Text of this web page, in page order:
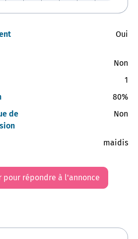
Oui
Non
1
80%
de
Non
maidis
pour répondre à l'annonce